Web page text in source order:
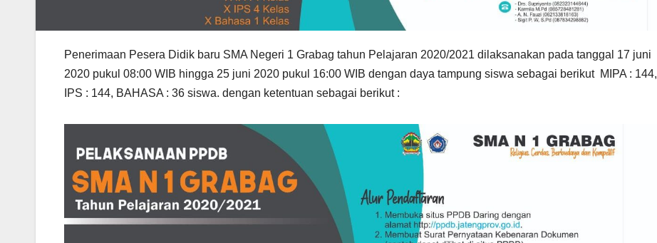
Penerimaan Pesera Didik baru SMA Negeri 1 Grabag tahun Pelajaran 2020/2021 dilaksanakan pada tanggal 17 juni
2020 pukul 08:00 WIB hingga 25 juni 2020 pukul 16:00 WIB dengan daya tampung siswa sebagai berikut MIPA : 144,
IPS : 144, BAHASA : 36 siswa. dengan ketentuan sebagai berikut :